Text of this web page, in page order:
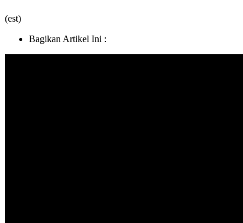
(est)
Bagikan Artikel Ini :